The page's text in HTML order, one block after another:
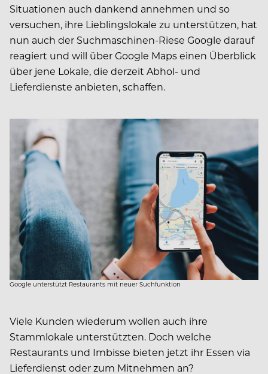
Situationen auch dankend annehmen und so
versuchen, ihre Lieblingslokale zu unterstützen, hat
nun auch der Suchmaschinen-Riese Google darauf
reagiert und will über Google Maps einen Überblick
über jene Lokale, die derzeit Abhol- und
Lieferdienste anbieten, schaffen.
Google unterstützt Restaurants mit neuer Suchfunktion
Viele Kunden wiederum wollen auch ihre
Stammlokale unterstützten. Doch welche
Restaurants und Imbisse bieten jetzt ihr Essen via
Lieferdienst oder zum Mitnehmen an?